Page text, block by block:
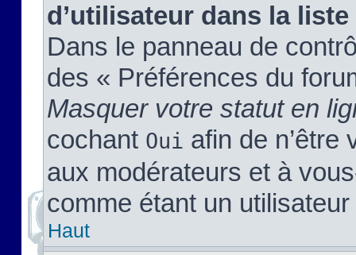
d’utilisateur dans la
Dans le panneau de
des « Préférences du
Masquer votre statut en
cochant Oui afin de n’être
aux modérateurs et à
comme étant un
Haut